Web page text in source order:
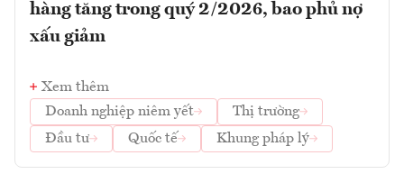
hàng tăng trong quý 2/2026, bao phủ nợ
xấu giảm
Xem thêm
Doanh nghiệp niêm yết
Thị trường
Đầu tư
Quốc tế Khung pháp lý